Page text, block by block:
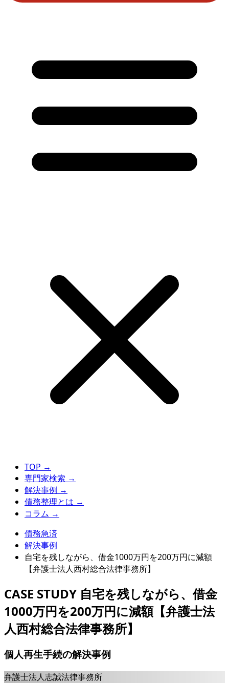
TOP →
専門家検索 →
解決事例 →
債務整理とは →
コラム →
債務急済
解決事例
自宅を残しながら、借金1000万円を200万円に減額
【弁護士法人西村総合法律事務所】
CASE STUDY 自宅を残しながら、借金
1000万円を200万円に減額【弁護士法
人西村総合法律事務所】
個人再生手続の解決事例
弁護士法人志誠法律事務所